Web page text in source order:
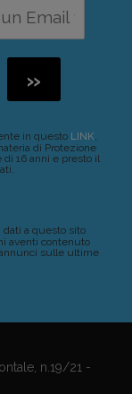
in questo LINK,
di Protezione
16 anni e presto il
a questo sito
aventi contenuto
sulle ultime
n.19/21 -